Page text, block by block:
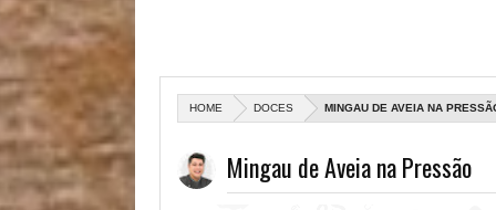
HOME DOCES MINGAU DE AVEIA NA
Mingau de Aveia na Pressão